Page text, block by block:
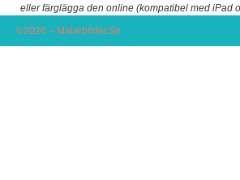
eller färglägga den online (kompatibel med iPad
©2026 – Malarbilder.Se